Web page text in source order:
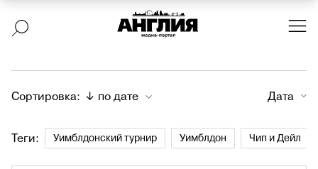
Дата
Теги: Уимблдонский турнир Уимблдон Чип и Дейл
Сортировка: ↓ по дате